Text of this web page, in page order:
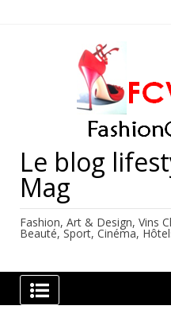
Le blog
Mag
Fashion, Art & Design, Vins
Beauté, Sport, Cinéma,